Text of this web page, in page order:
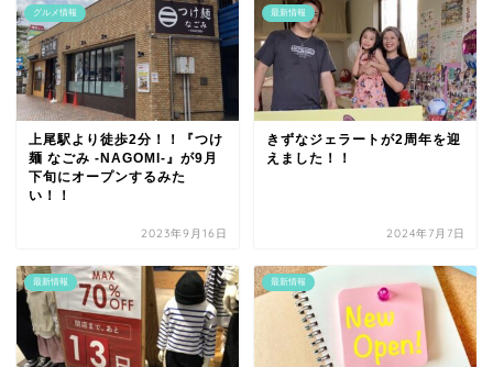
グルメ情報
上尾駅より徒歩2分！！『つけ
麺 なごみ -NAGOMI-』が9月
下旬にオープンするみた
い！！
2023年9月16日
最新情報
きずなジェラートが2周年を迎
えました！！
2024年7月7日
最新情報 最新情報